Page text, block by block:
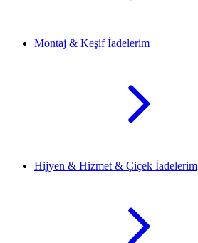
Montaj & Keşif İadelerim
Hijyen & Hizmet & Çiçek İadelerim